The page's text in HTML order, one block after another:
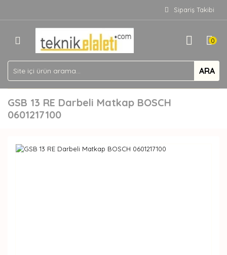
Sipariş Takibi
ARA
0
GSB 13 RE Darbeli Matkap BOSCH
0601217100